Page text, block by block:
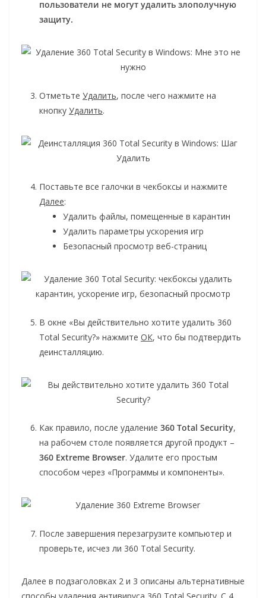
пользователи не могут удалить злополучную
защиту.
Отметьте Удалить, после чего нажмите на
кнопку Удалить.
Поставьте все галочки в чекбоксы и нажмите
Далее:
Удалить файлы, помещенные в карантин
Удалить параметры ускорения игр
Безопасный просмотр веб-страниц
В окне «Вы действительно хотите удалить 360
Total Security?» нажмите ОК, что бы подтвердить
деинсталляцию.
Как правило, после удаление 360 Total Security,
на рабочем столе появляется другой продукт –
360 Extreme Browser. Удалите его простым
способом через «Программы и компоненты».
После завершения перезагрузите компьютер и
проверьте, исчез ли 360 Total Security.
Далее в подзаголовках 2 и 3 описаны альтернативные